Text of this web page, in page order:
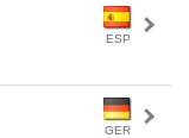
ESP
GER